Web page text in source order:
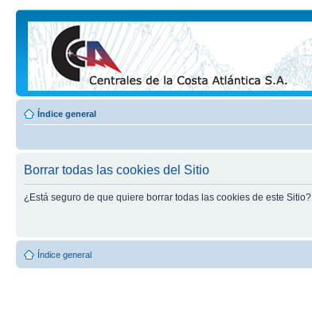
Índice general
Borrar todas las cookies del Sitio
¿Está seguro de que quiere borrar todas las cookies de este Sitio?
Índice general